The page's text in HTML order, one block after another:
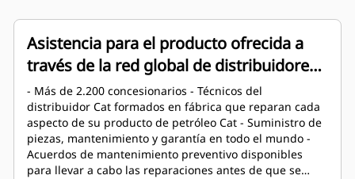
Asistencia para el producto ofrecida a
través de la red global de distribuidores
Cat
- Más de 2.200 concesionarios - Técnicos del
distribuidor Cat formados en fábrica que reparan cada
aspecto de su producto de petróleo Cat - Suministro de
piezas, mantenimiento y garantía en todo el mundo -
Acuerdos de mantenimiento preventivo disponibles
para llevar a cabo las reparaciones antes de que se